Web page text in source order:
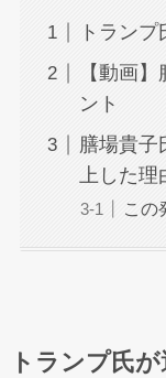
トラン
【動画
ント
膳場貴子
上した理
この
トランプ氏